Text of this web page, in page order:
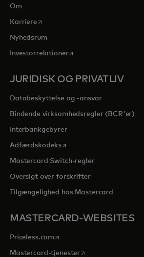
Om
Karriereopens in a new tab
Nyhedsrum
Investorrelationeropens in a new tab
JURIDISK OG PRIVATLIV
Databeskyttelse og -ansvar
Bindende virksomhedsregler (BCR'er)
Interbankgebyrer
Adfærdskodeksopens in a new tab
Mastercard Switch-regler
Oversigt over forskrifter
Tilgængelighed hos Mastercard
MASTERCARD-WEBSITES
Priceless.com opens in a new tab
Mastercard-tjenesteropens in a new tab